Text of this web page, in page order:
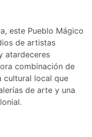
este Pueblo Mágico
de artistas
atardeceres
combinación de
cultural local que
de arte y una